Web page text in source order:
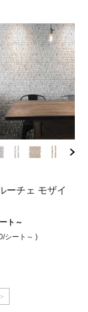
ミ ビアンコカ
ート )
ーチェ モザイ
ト～
/シート～ )